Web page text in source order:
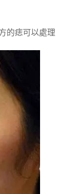
的痣可以處理